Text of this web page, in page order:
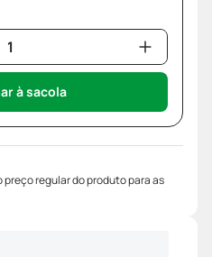
à sacola
regular do produto para as